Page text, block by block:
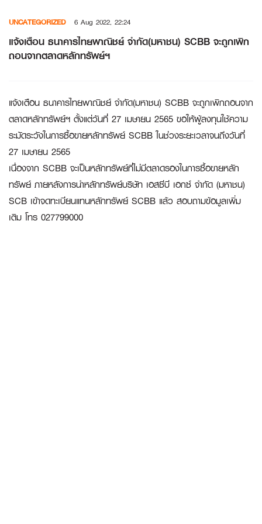
content
UNCATEGORIZED 6 Aug 2022, 22:24
แจ้งเตือน ธนาคารไทยพาณิชย์ จำกัด(มหาชน) SCBB จะถูกเพิก
ถอนจากตลาดหลักทรัพย์ฯ
แจ้งเตือน ธนาคารไทยพาณิชย์ จำกัด(มหาชน) SCBB จะถูกเพิกถอนจาก
ตลาดหลักทรัพย์ฯ ตั้งแต่วันที่ 27 เมษายน 2565 ขอให้ผู้ลงทุนใช้ความ
ระมัดระวังในการซื้อขายหลักทรัพย์ SCBB ในช่วงระยะเวลาจนถึงวันที่
27 เมษายน 2565
เนื่องจาก SCBB จะเป็นหลักทรัพย์ที่ไม่มีตลาดรองในการซื้อขายหลัก
ทรัพย์ ภายหลังการนำหลักทรัพย์บริษัท เอสซีบี เอกซ์ จำกัด (มหาชน)
SCB เข้าจดทะเบียนแทนหลักทรัพย์ SCBB แล้ว สอบถามข้อมูลเพิ่ม
เติม โทร 027799000